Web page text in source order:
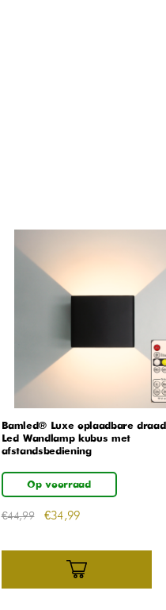
Bamled® Luxe oplaadbare
Led Wandlamp kubus met
afstandsbediening
Op voorraad
€44,99 €34,99